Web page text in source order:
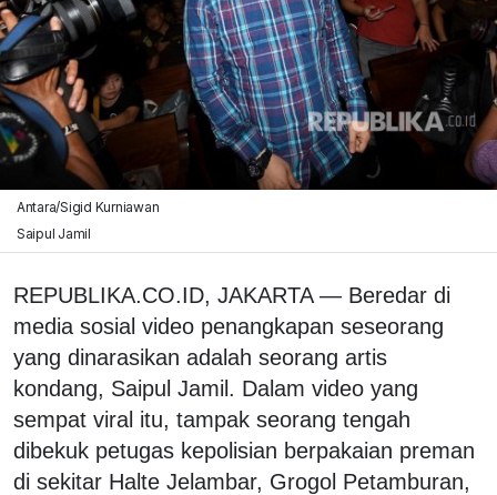
Antara/Sigid Kurniawan
Saipul Jamil
REPUBLIKA.CO.ID, JAKARTA — Beredar di
media sosial video penangkapan seseorang
yang dinarasikan adalah seorang artis
kondang, Saipul Jamil. Dalam video yang
sempat viral itu, tampak seorang tengah
dibekuk petugas kepolisian berpakaian preman
di sekitar Halte Jelambar, Grogol Petamburan,